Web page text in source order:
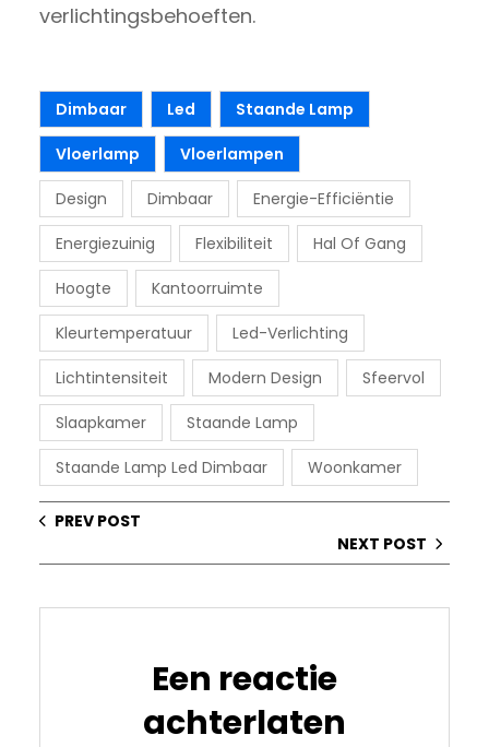
verlichtingsbehoeften.
Dimbaar Led Staande Lamp
Vloerlamp Vloerlampen
Design Dimbaar Energie-Efficiëntie
Energiezuinig Flexibiliteit Hal Of Gang
Hoogte Kantoorruimte
Kleurtemperatuur Led-Verlichting
Lichtintensiteit Modern Design Sfeervol
Slaapkamer Staande Lamp
Staande Lamp Led Dimbaar Woonkamer
PREV POST
NEXT POST
Een reactie
achterlaten